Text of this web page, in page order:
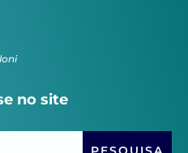
no site